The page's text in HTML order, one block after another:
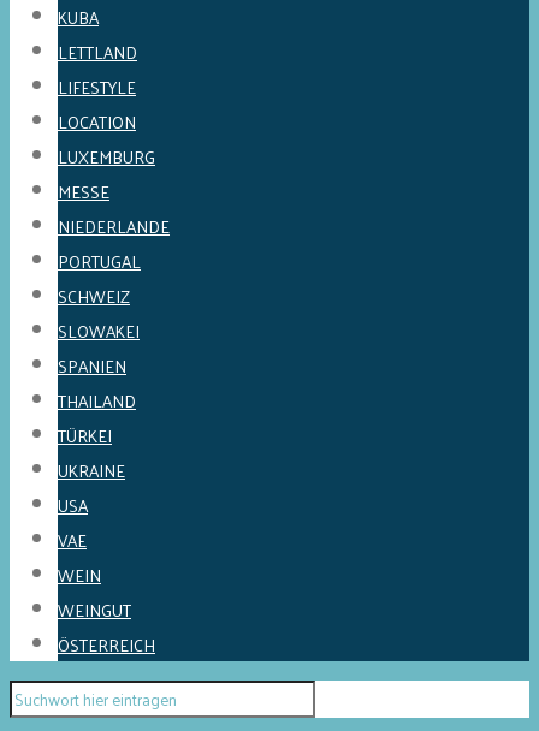
KUBA
LETTLAND
LIFESTYLE
LOCATION
LUXEMBURG
MESSE
NIEDERLANDE
PORTUGAL
SCHWEIZ
SLOWAKEI
SPANIEN
THAILAND
TÜRKEI
UKRAINE
USA
VAE
WEIN
WEINGUT
ÖSTERREICH